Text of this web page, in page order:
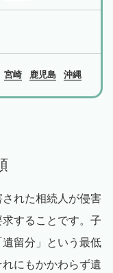
宮崎 鹿児島 沖縄
れた相続人が侵害
することです。子
留分」という最低
にもかかわらず遺